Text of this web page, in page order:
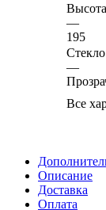
—
195
Стекло
—
Все
Описание
Доставка
Оплата